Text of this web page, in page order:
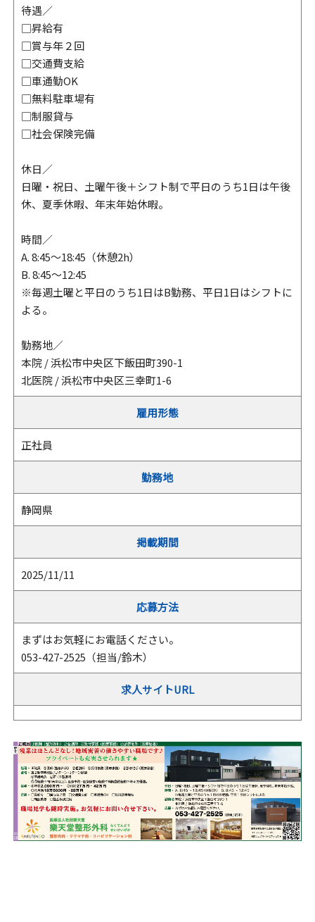
待遇／
□昇給有
□賞与年２回
□交通費支給
□車通勤OK
□無料駐車場有
□制服貸与
□社会保険完備
休日／
日曜・祝日、土曜午後＋シフト制で平日のうち1日は午後
休、夏季休暇、年末年始休暇。
時間／
A. 8:45～18:45（休憩2h）
B. 8:45～12:45
※毎週土曜と平日のうち1日はB勤務、平日1日はシフトに
よる。
勤務地／
本院 / 浜松市中央区下飯田町390-1
北医院 / 浜松市中央区三幸町1-6
雇用形態
正社員
勤務地
静岡県
掲載期間
2025/11/11
応募方法
まずはお気軽にお電話ください。
053-427-2525（担当/鈴木）
求人サイトURL